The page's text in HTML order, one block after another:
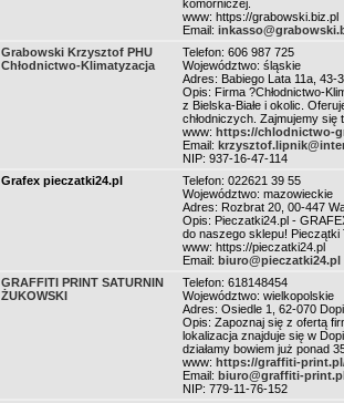
komorniczej.
www: https://grabowski.biz.pl
Email:
Grabowski Krzysztof PHU
Chłodnictwo-Klimatyzacja
Telefon: 606 987 725
Województwo: śląskie
Adres: Babiego Lata 11a, 43-
Opis: Firma ?Chłodnictwo-
z Bielska-Białe i okolic.
chłodniczych. Zajmujemy się
www: https://chlodnictwo-
Email:
NIP: 937-16-47-114
Grafex pieczatki24.pl
Telefon: 022621 39 55
Województwo: mazowieckie
Adres: Rozbrat 20, 00-447
Opis: Pieczatki24.pl -
do naszego sklepu! Pieczątki
www: https://pieczatki24.pl
Email: biuro@pieczatki24.pl
GRAFFITI PRINT SATURNIN
ŻUKOWSKI
Telefon: 618148454
Województwo: wielkopolskie
Adres: Osiedle 1, 62-070
Opis: Zapoznaj się z ofertą
lokalizacja znajduje się w
działamy bowiem już ponad
www: https://graffiti-
Email: biuro@graffiti-
NIP: 779-11-76-152